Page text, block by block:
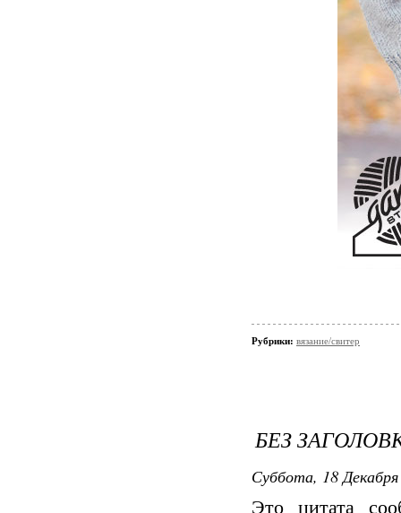
Рубрики: вязание/свитер
БЕЗ
Суббота, 18
Это цитата